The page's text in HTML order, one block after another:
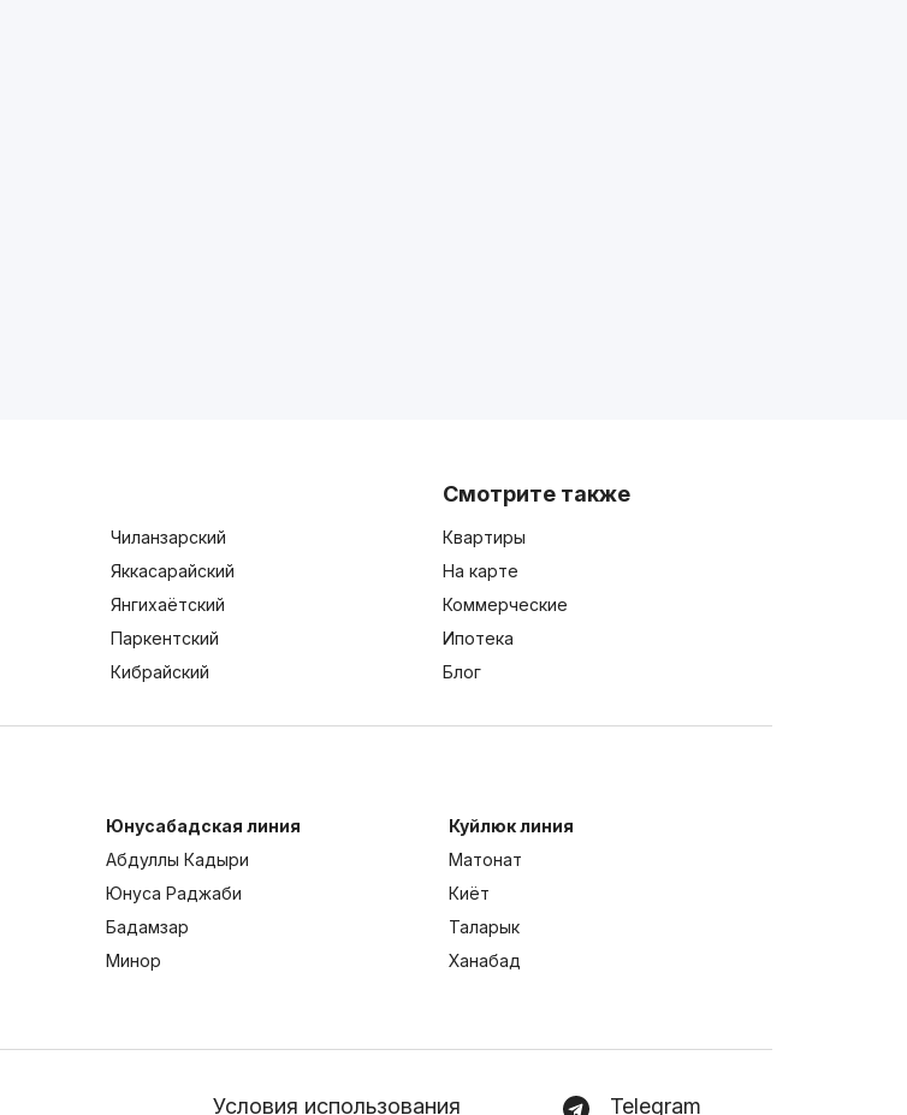
Чиланзарский
Яккасарайский
Янгихаётский
Паркентский
Кибрайский
Смотрите также
Квартиры
На карте
Коммерческие
Ипотека
Блог
Юнусабадская линия
Абдуллы Кадыри
Юнуса Раджаби
Бадамзар
Минор
Куйлюк линия
Матонат
Киёт
Таларык
Ханабад
Условия использования Telegram